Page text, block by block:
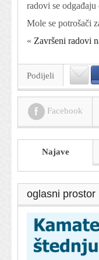
radovi se
Mole se potrošači
« Završeni radovi
Podijeli
Facebook
Najave
oglasni prostor